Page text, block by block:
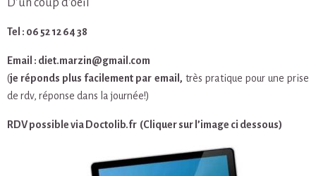
D’un coup d’oeil
Tel : 06 52 12 64 38
Email : diet.marzin@gmail.com
(je réponds plus facilement par email, très pratique pour une prise
de rdv, réponse dans la journée!)
RDV possible via Doctolib.fr (Cliquer sur l’image ci dessous)